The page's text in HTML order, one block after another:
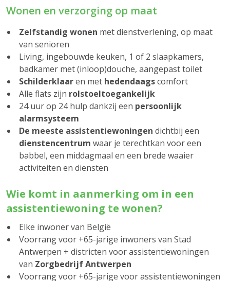
Wonen en verzorging op maat
Zelfstandig wonen met dienstverlening, op maat
van senioren
Living, ingebouwde keuken, 1 of 2 slaapkamers,
badkamer met (inloop)douche, aangepast toilet
Schilderklaaren met hedendaagscomfort
Alle flats zijn rolstoeltoegankelijk
24 uur op 24 hulp dankzij een persoonlijk
alarmsysteem
De meeste assistentiewoningen dichtbij een
dienstencentrum waar je terechtkan voor een
babbel, een middagmaal en een brede waaier
activiteiten en diensten
Wie komt in aanmerking om in een
assistentiewoning te wonen?
Elke inwoner van België
Voorrang voor +65-jarige inwoners van Stad
Antwerpen + districten voor assistentiewoningen
van Zorgbedrijf Antwerpen
Voorrang voor +65-jarige voor assistentiewoningen